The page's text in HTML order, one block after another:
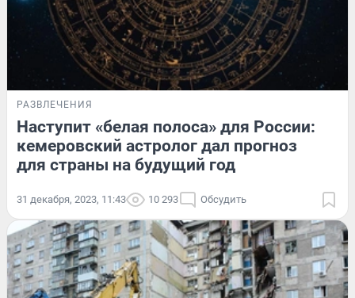
РАЗВЛЕЧЕНИЯ
Наступит «белая полоса» для России:
кемеровский астролог дал прогноз
для страны на будущий год
31 декабря, 2023, 11:43 10 293 Обсудить